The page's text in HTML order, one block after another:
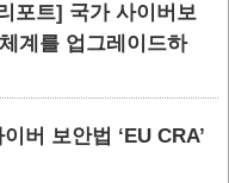
포트] 국가 사이버보
계를 업그레이드하
버 보안법 ‘EU CRA’